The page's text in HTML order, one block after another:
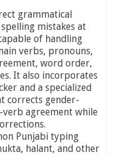
grammatical
mistakes at
of handling
verbs, pronouns,
word order,
It also incorporates
and a specialized
corrects gender-
agreement while
Punjabi typing
halant, and other